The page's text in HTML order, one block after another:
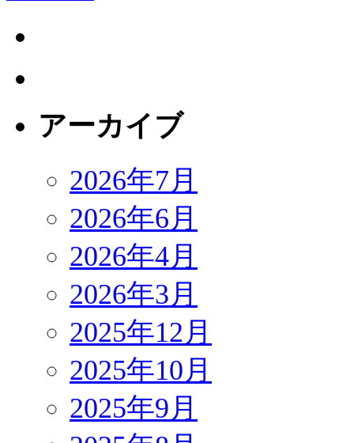
アーカイブ
2026年7月
2026年6月
2026年4月
2026年3月
2025年12月
2025年10月
2025年9月